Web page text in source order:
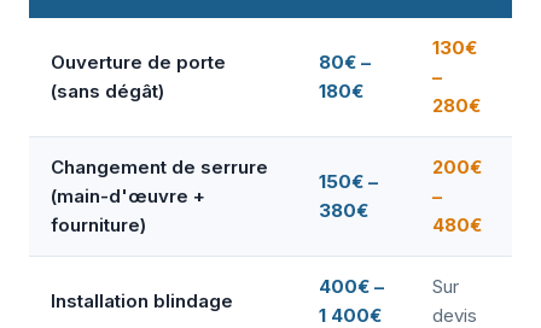
Ouverture de porte
(sans dégât)
80€ –
180€
130€
–
280€
Changement de serrure
(main-d'œuvre +
fourniture)
150€ –
380€
200€
–
480€
Installation blindage
400€ –
1 400€
Sur
devis